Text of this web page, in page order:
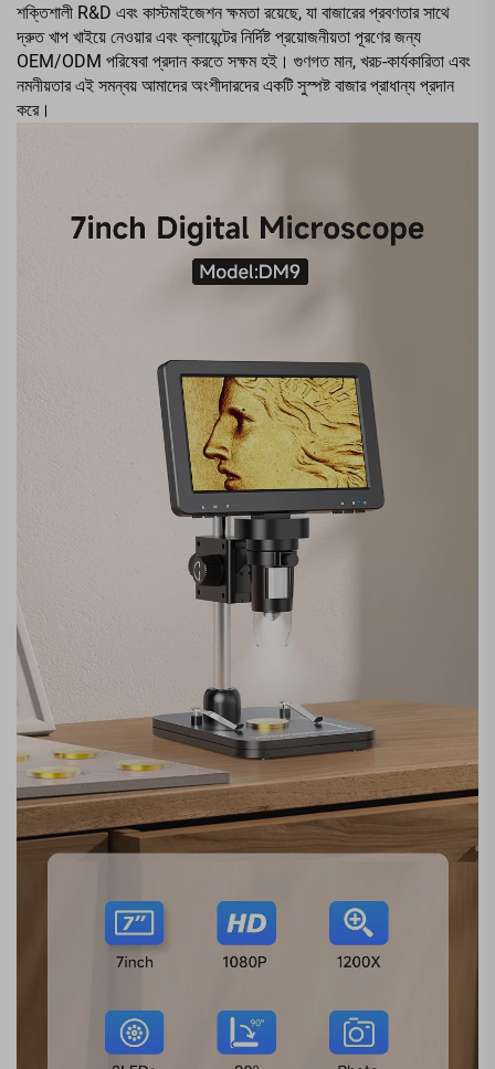
শক্তিশালী R&D এবং কাস্টমাইজেশন ক্ষমতা রয়েছে, যা বাজারের প্রবণতার সাথে
দ্রুত খাপ খাইয়ে নেওয়ার এবং ক্লায়েন্টের নির্দিষ্ট প্রয়োজনীয়তা পূরণের জন্য
OEM/ODM পরিষেবা প্রদান করতে সক্ষম হই। গুণগত মান, খরচ-কার্যকারিতা এবং
নমনীয়তার এই সমন্বয় আমাদের অংশীদারদের একটি সুস্পষ্ট বাজার প্রাধান্য প্রদান
করে।